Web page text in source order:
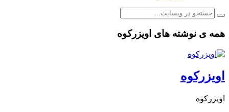
همه ی نوشته های اویزرکوه
اویزرکوه
اویزرکوه